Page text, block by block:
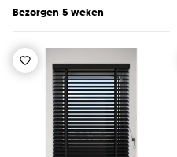
Bezorgen 5 weken